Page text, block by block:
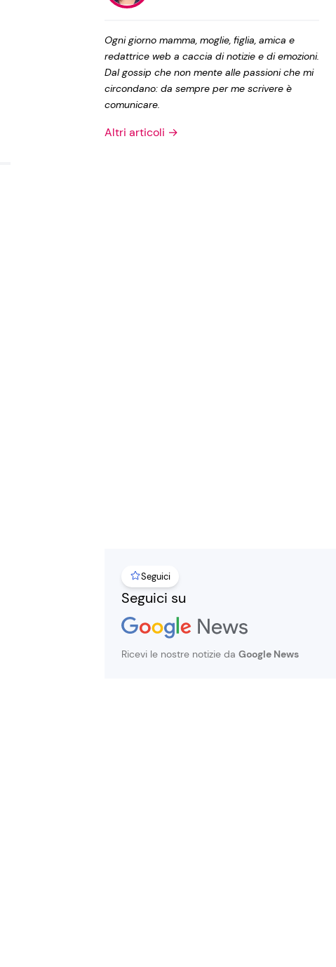
Privacy Policy
Ogni giorno mamma, moglie, figlia, amica e
redattrice web a caccia di notizie e di emozioni.
Dal gossip che non mente alle passioni che mi
circondano: da sempre per me scrivere è
comunicare.
Altri articoli →
Seguici
Seguici su
Ricevi le nostre notizie da Google News